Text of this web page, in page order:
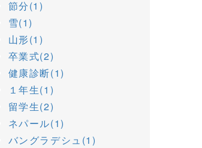
節分(1)
雪(1)
山形(1)
卒業式(2)
健康診断(1)
１年生(1)
留学生(2)
ネパール(1)
バングラデシュ(1)